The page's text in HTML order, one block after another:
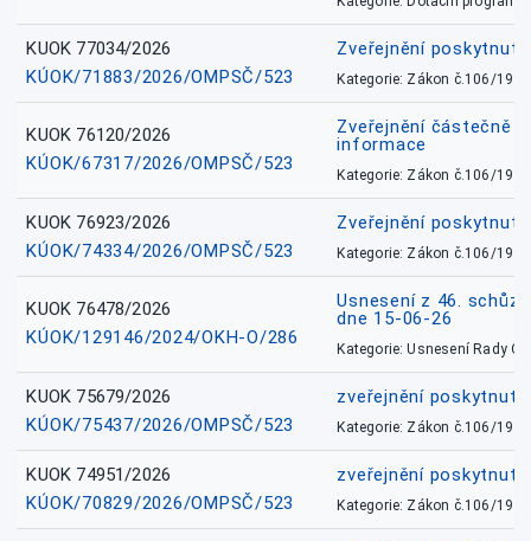
KUOK 77034/2026
KÚOK/71883/2026/OMPSČ/523
Zveřejnění
Kategorie: Zákon č.106/1999
KUOK 76120/2026
KÚOK/67317/2026/OMPSČ/523
Zveřejnění částečně
informace
Kategorie: Zákon č.106/1999
KUOK 76923/2026
KÚOK/74334/2026/OMPSČ/523
Zveřejnění
Kategorie: Zákon č.106/1999
KUOK 76478/2026
KÚOK/129146/2024/OKH-O/286
Usnesení z 46.
dne 15-06-26
Kategorie: Usnesení Rady
KUOK 75679/2026
KÚOK/75437/2026/OMPSČ/523
zveřejnění
Kategorie: Zákon č.106/1999
KUOK 74951/2026
KÚOK/70829/2026/OMPSČ/523
zveřejnění
Kategorie: Zákon č.106/1999